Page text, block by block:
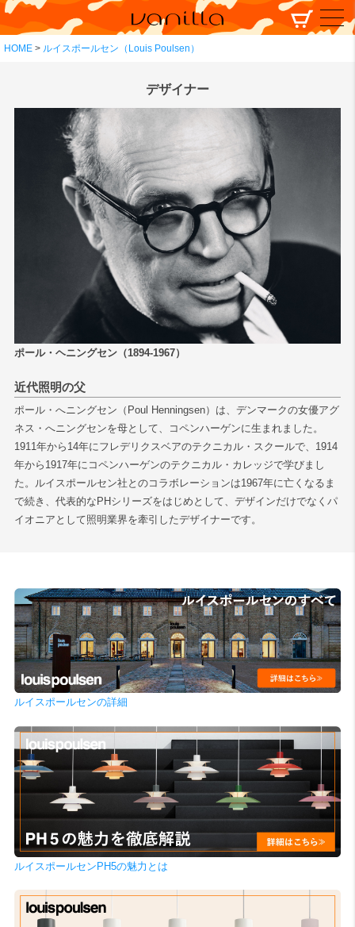
HOME ルイスポールセン（Louis Poulsen）
検索
デザイナー
ポール・ヘニングセン（1894-1967）
近代照明の父
ポール・へニングセン（Poul Henningsen）は、デンマークの女優アグ
ネス・へニングセンを母として、コペンハーゲンに生まれました。
1911年から14年にフレデリクスベアのテクニカル・スクールで、1914
年から1917年にコペンハーゲンのテクニカル・カレッジで学びまし
た。ルイスポールセン社とのコラボレーションは1967年に亡くなるま
で続き、代表的なPHシリーズをはじめとして、デザインだけでなくパ
イオニアとして照明業界を牽引したデザイナーです。
ルイスポールセンの詳細
ルイスポールセンPH5の魅力とは